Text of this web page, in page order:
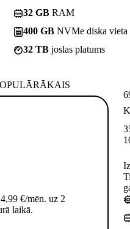
32 GB RAM
400 GB NVMe diska vieta
32 TB joslas platums
€/mēn. uz 2
laikā.